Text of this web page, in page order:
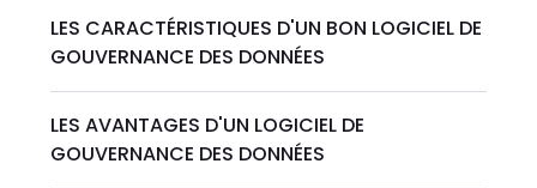
LES CARACTÉRISTIQUES D'UN BON LOGICIEL DE
GOUVERNANCE DES DONNÉES
LES AVANTAGES D'UN LOGICIEL DE
GOUVERNANCE DES DONNÉES